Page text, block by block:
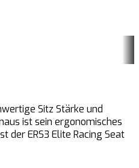
Sitz Stärke und
ist sein ergonomisches
der ERS3 Elite Racing Seat